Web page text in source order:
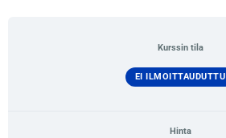
Kurssin tila
EI ILMOITTAUDUTTU
Hinta